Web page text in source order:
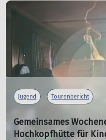
Jugend Tourenbericht
Gemeinsames
Hochkopfhütte für